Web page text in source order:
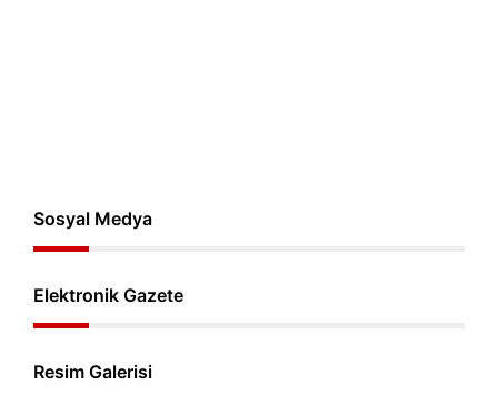
Sosyal Medya
Elektronik Gazete
Resim Galerisi